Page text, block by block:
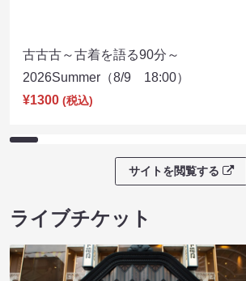
古古古～古着を語る90分～
2026Summer（8/9 18:00）
¥1300 (税込)
サイトを閲覧する
ライブチケット